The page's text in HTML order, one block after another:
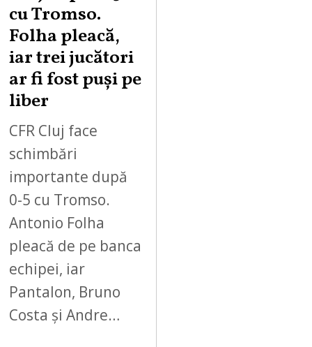
cu Tromso.
Folha pleacă,
iar trei jucători
ar fi fost puși pe
liber
CFR Cluj face
schimbări
importante după
0-5 cu Tromso.
Antonio Folha
pleacă de pe banca
echipei, iar
Pantalon, Bruno
Costa și Andre…